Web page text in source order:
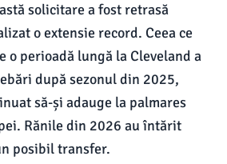
solicitare a fost retrasă
o extensie record. Ceea ce
o perioadă lungă la Cleveland a
după sezonul din 2025,
să-și adauge la palmares
Rănile din 2026 au întărit
posibil transfer.